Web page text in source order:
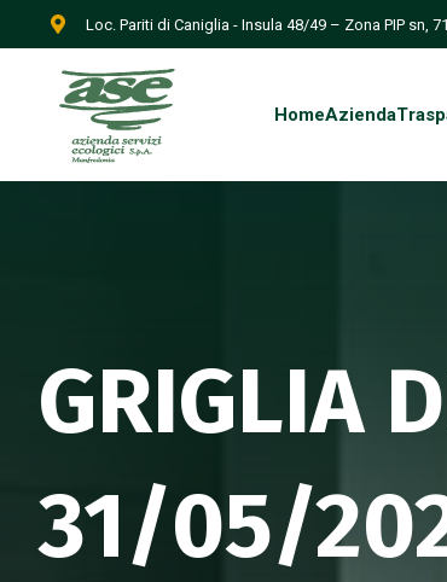
Loc. Pariti di Caniglia - Insula 48/49 – Zona PIP sn,
HomeAzienda
GRIGLIA
31/05/